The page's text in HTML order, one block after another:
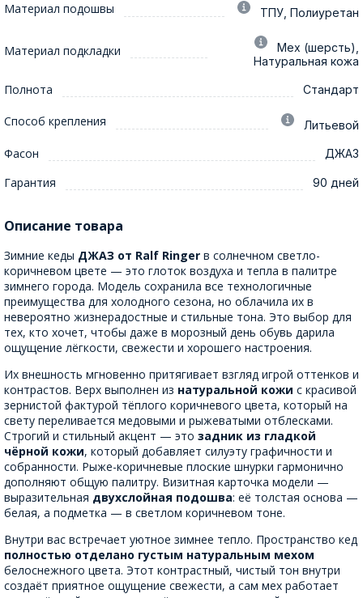
Материал подошвы ТПУ, Полиуретан
Материал подкладки
Мех (шерсть),
Натуральная кожа
Полнота Стандарт
Способ крепления Литьевой
Фасон ДЖАЗ
Гарантия 90 дней
Описание товара
Зимние кеды ДЖАЗ от Ralf Ringer в солнечном светло-
коричневом цвете — это глоток воздуха и тепла в палитре
зимнего города. Модель сохранила все технологичные
преимущества для холодного сезона, но облачила их в
невероятно жизнерадостные и стильные тона. Это выбор для
тех, кто хочет, чтобы даже в морозный день обувь дарила
ощущение лёгкости, свежести и хорошего настроения.
Их внешность мгновенно притягивает взгляд игрой оттенков и
контрастов. Верх выполнен из натуральной кожи с красивой
зернистой фактурой тёплого коричневого цвета, который на
свету переливается медовыми и рыжеватыми отблесками.
Строгий и стильный акцент — это задник из гладкой
чёрной кожи, который добавляет силуэту графичности и
собранности. Рыже-коричневые плоские шнурки гармонично
дополняют общую палитру. Визитная карточка модели —
выразительная двухслойная подошва: её толстая основа —
белая, а подметка — в светлом коричневом тоне.
Внутри вас встречает уютное зимнее тепло. Пространство кед
полностью отделано густым натуральным мехом
белоснежного цвета. Этот контрастный, чистый тон внутри
создаёт приятное ощущение свежести, а сам мех работает